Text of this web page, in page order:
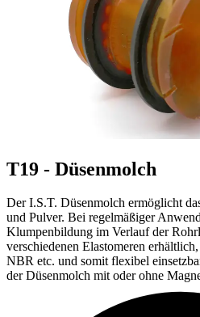
T19 - Düsenmolch
Der I.S.T. Düsenmolch ermöglicht
und Pulver. Bei regelmäßiger
Klumpenbildung im Verlauf der
verschiedenen Elastomeren
NBR etc. und somit flexibel
der Düsenmolch mit oder ohne